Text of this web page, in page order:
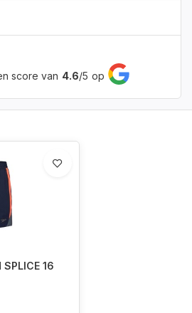
score van 4.6/5 op
16